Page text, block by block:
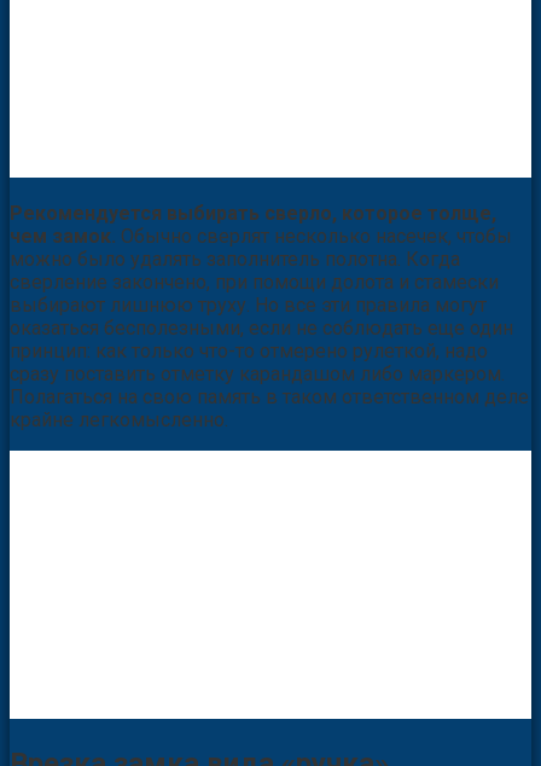
Рекомендуется выбирать сверло, которое толще,
чем замок. Обычно сверлят несколько насечек, чтобы
можно было удалять заполнитель полотна. Когда
сверление закончено, при помощи долота и стамески
выбирают лишнюю труху. Но все эти правила могут
оказаться бесполезными, если не соблюдать еще один
принцип: как только что-то отмерено рулеткой, надо
сразу поставить отметку карандашом либо маркером.
Полагаться на свою память в таком ответственном деле
крайне легкомысленно.